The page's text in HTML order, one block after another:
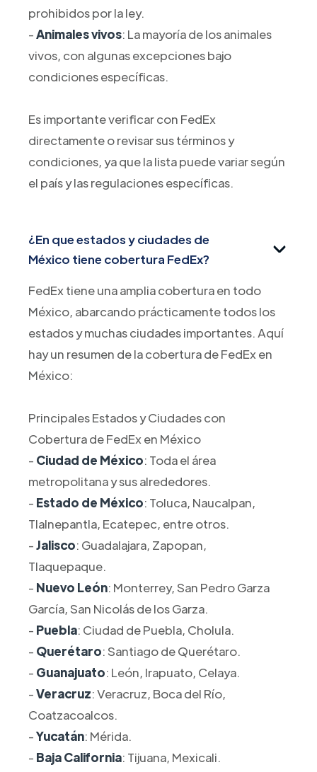
prohibidos por la ley.
-Animales vivos: La mayoría de los animales
vivos, con algunas excepciones bajo
condiciones específicas.
Es importante verificar con FedEx
directamente o revisar sus términos y
condiciones, ya que la lista puede variar según
el país y las regulaciones específicas.
¿En que estados y ciudades de
México tiene cobertura FedEx?
FedEx tiene una amplia cobertura en todo
México, abarcando prácticamente todos los
estados y muchas ciudades importantes. Aquí
hay un resumen de la cobertura de FedEx en
México:
Principales Estados y Ciudades con
Cobertura de FedEx en México
- Ciudad de México: Toda el área
metropolitana y sus alrededores.
- Estado de México: Toluca, Naucalpan,
Tlalnepantla, Ecatepec, entre otros.
-Jalisco: Guadalajara, Zapopan,
Tlaquepaque.
- Nuevo León: Monterrey, San Pedro Garza
García, San Nicolás de los Garza.
- Puebla: Ciudad de Puebla, Cholula.
- Querétaro: Santiago de Querétaro.
- Guanajuato: León, Irapuato, Celaya.
-Veracruz: Veracruz, Boca del Río,
Coatzacoalcos.
-Yucatán: Mérida.
- Baja California: Tijuana, Mexicali.